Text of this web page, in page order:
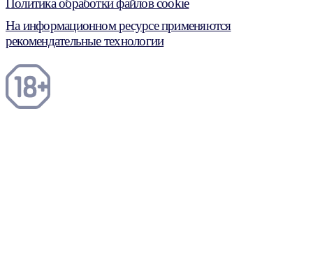
Политика обработки файлов cookie
На информационном ресурсе применяются
рекомендательные технологии